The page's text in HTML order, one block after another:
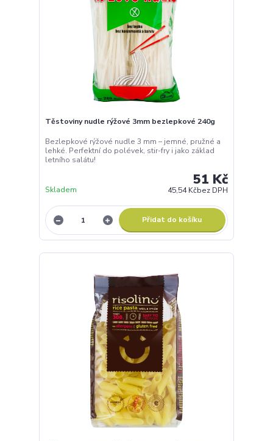
Těstoviny nudle rýžové 3mm bezlepkové 240g
Bezlepkové rýžové nudle 3 mm – jemné, pružné a
lehké. Perfektní do polévek, stir-fry i jako základ
letního salátu!
51 Kč
45,54 Kčbez DPH
Skladem
Přidat do košíku